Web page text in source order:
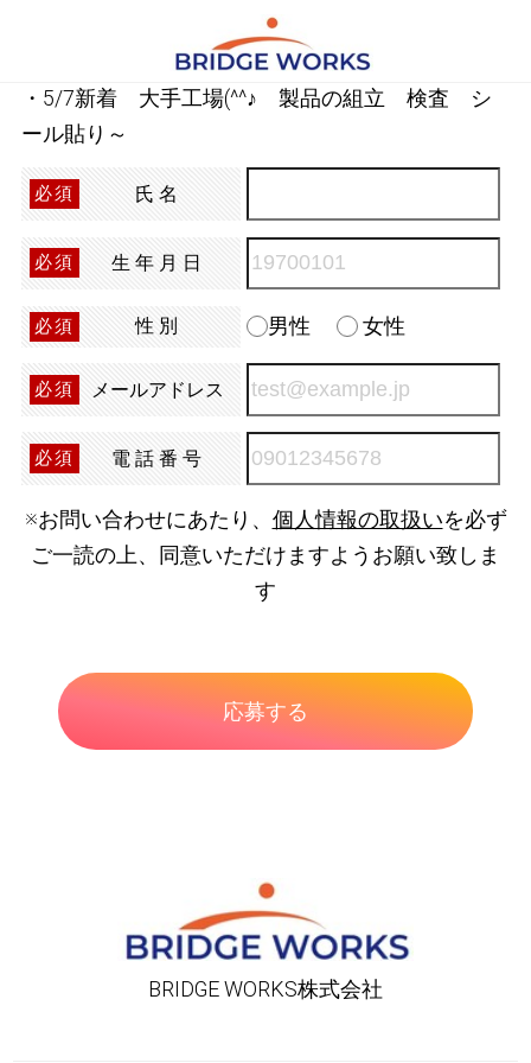
・5/7新着 大手工場(^^♪ 製品の組立 検査 シ
ール貼り～
必須 氏名
必須 生年月日
必須 性別 男性 女性
必須 メールアドレス
必須 電話番号
※お問い合わせにあたり、 個人情報の取扱いを必ず
ご一読の上、同意いただけますようお願い致しま
す
BRIDGE WORKS株式会社